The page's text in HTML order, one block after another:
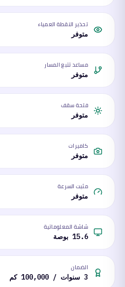
تحذير النقطة العمياء
متوفر
مساعد تتبع المسار
متوفر
فتحة سقف
متوفر
كاميرات
متوفر
مثبت السرعة
متوفر
شاشة المعلوماتية
15.6 بوصة
الضمان
3 سنوات / 100,000 كم